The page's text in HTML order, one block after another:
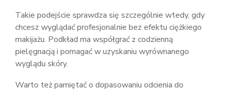
Takie podejście sprawdza się szczególnie wtedy, gdy
chcesz wyglądać profesjonalnie bez efektu ciężkiego
makijażu. Podkład ma współgrać z codzienną
pielęgnacją i pomagać w uzyskaniu wyrównanego
wyglądu skóry.
Warto też pamiętać o dopasowaniu odcienia do